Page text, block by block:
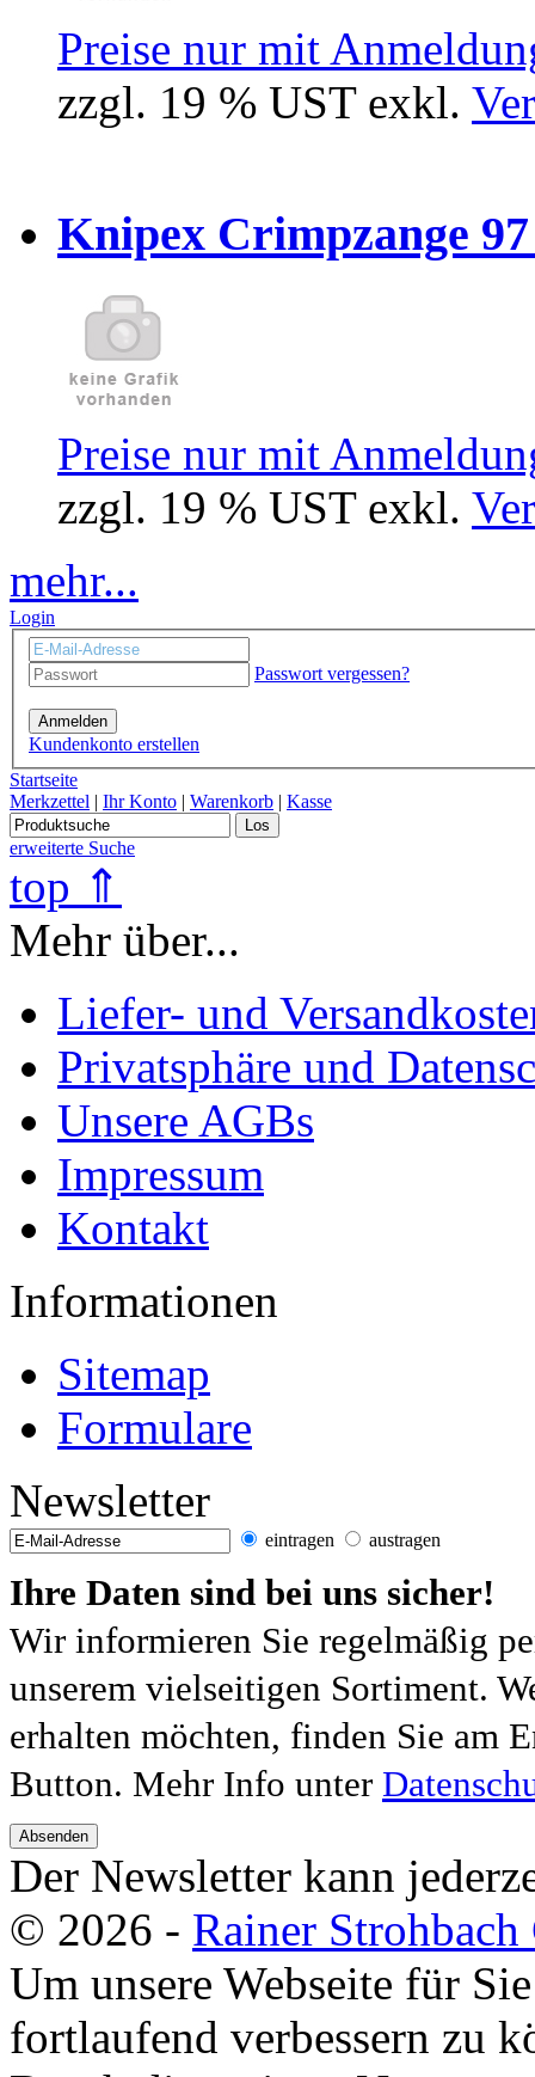
Preise nur mit
zzgl. 19 % UST exkl.
Knipex Crimpzange 97
Preise nur mit
zzgl. 19 % UST exkl.
mehr...
Login
Passwort vergessen?
Anmelden
Kundenkonto erstellen
Startseite
Merkzettel | Ihr Konto | Warenkorb | Kasse
Los
erweiterte Suche
top ⇑
Mehr über...
Liefer- und
Privatsphäre und
Unsere AGBs
Impressum
Kontakt
Informationen
Sitemap
Formulare
Newsletter
eintragen austragen
Ihre Daten sind bei uns sicher!
Wir informieren Sie regelmäßig
unserem vielseitigen Sortiment.
erhalten möchten, finden Sie am
Button. Mehr Info unter
Absenden
Der Newsletter kann
© 2026 - Rainer
Um unsere Webseite für
fortlaufend verbessern zu